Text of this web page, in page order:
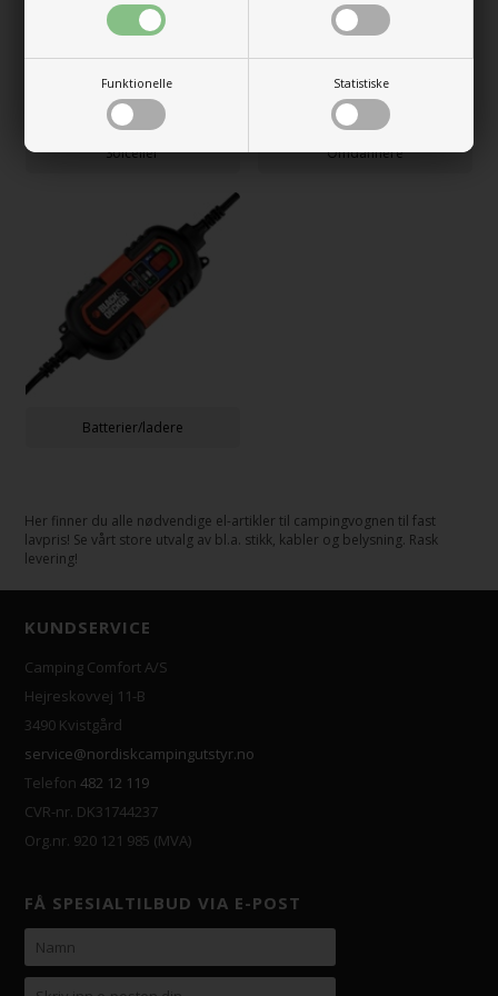
Funktionelle Statistiske
Solceller Omdannere
Batterier/ladere
Her finner du alle nødvendige el-artikler til campingvognen til fast
lavpris! Se vårt store utvalg av bl.a. stikk, kabler og belysning. Rask
levering!
KUNDSERVICE
Camping Comfort A/S
Hejreskovvej 11-B
3490 Kvistgård
service@nordiskcampingutstyr.no
Telefon482 12 119
CVR-nr. DK31744237
Org.nr. 920 121 985 (MVA)
FÅ SPESIALTILBUD VIA E-POST